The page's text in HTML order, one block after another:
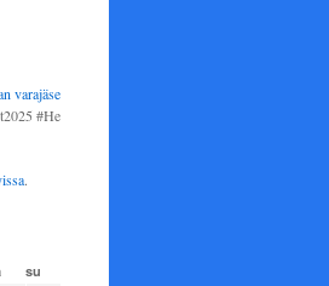
1.6.2025 alkaen. Varsinaisena
#perussuomalaiset
su